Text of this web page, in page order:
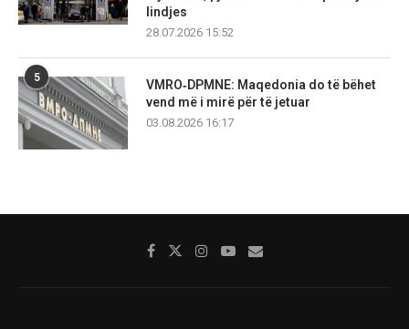
lindjes
28.07.2026 15:52
5
VMRO‑DPMNE: Maqedonia do të bëhet
vend më i mirë për të jetuar
03.08.2026 16:17